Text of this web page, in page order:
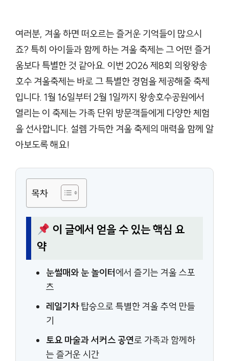
여러분, 겨울 하면 떠오르는 즐거운 기억들이 많으시
죠? 특히 아이들과 함께 하는 겨울 축제는 그 어떤 즐거
움보다 특별한 것 같아요. 이번 2026 제8회 의왕왕송
호수 겨울축제는 바로 그 특별한 경험을 제공해줄 축제
입니다. 1월 16일부터 2월 1일까지 왕송호수공원에서
열리는 이 축제는 가족 단위 방문객들에게 다양한 체험
을 선사합니다. 설렘 가득한 겨울 축제의 매력을 함께 알
아보도록 해요!
목차
이 글에서 얻을 수 있는 핵심 요
약
눈썰매와 눈 놀이터에서 즐기는 겨울 스포
츠
레일기차탑승으로 특별한 겨울 추억 만들
기
토요 마술과 서커스 공연로 가족과 함께하
는 즐거운 시간